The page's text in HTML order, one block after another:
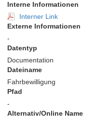
Interne Informationen
Interner Link
Externe Informationen
-
Datentyp
Documentation
Dateiname
Fahrbewilligung
Pfad
-
Alternativ/Online Name